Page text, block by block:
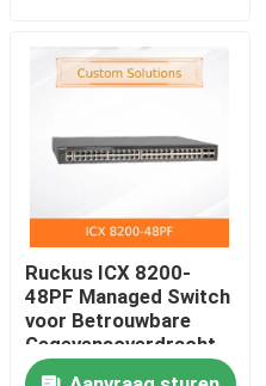
Ruckus ICX 8200-
48PF Managed Switch
voor Betrouwbare
Gegevensoverdracht